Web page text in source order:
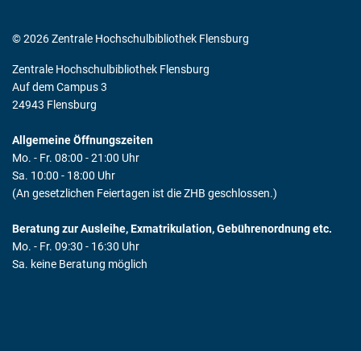
© 2026 Zentrale Hochschulbibliothek Flensburg
Zentrale Hochschulbibliothek Flensburg
Auf dem Campus 3
24943 Flensburg
Allgemeine Öffnungszeiten
Mo. - Fr. 08:00 - 21:00 Uhr
Sa. 10:00 - 18:00 Uhr
(An gesetzlichen Feiertagen ist die ZHB geschlossen.)
Beratung zur Ausleihe, Exmatrikulation, Gebührenordnung etc.
Mo. - Fr. 09:30 - 16:30 Uhr
Sa. keine Beratung möglich